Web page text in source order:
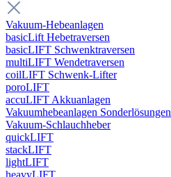
Vakuum-Hebeanlagen
basicLift Hebetraversen
basicLIFT Schwenktraversen
multiLIFT Wendetraversen
coilLIFT Schwenk-Lifter
poroLIFT
accuLIFT Akkuanlagen
Vakuumhebeanlagen Sonderlösungen
Vakuum-Schlauchheber
quickLIFT
stackLIFT
lightLIFT